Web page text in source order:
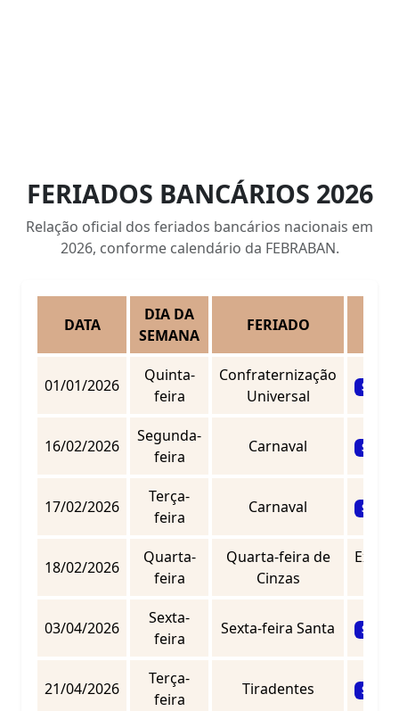
FERIADOS BANCÁRIOS 2026
Relação oficial dos feriados bancários nacionais em
2026, conforme calendário da FEBRABAN.
DATA
DIA DA
SEMANA
FERIADO
01/01/2026
Quinta-
feira
Confraternização
Universal
Sem
16/02/2026
Segunda-
feira
Carnaval Sem
17/02/2026
Terça-
feira
Carnaval Sem
18/02/2026
Quarta-
feira
Quarta-feira de
Cinzas
03/04/2026
Sexta-
feira
Sexta-feira Santa Sem
21/04/2026
Terça-
feira
Tiradentes Sem